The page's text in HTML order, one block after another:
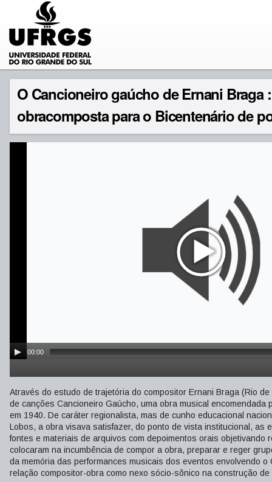
O Cancioneiro gaúcho de Ernani
obracomposta para o Bicentenário de
00:00
Através do estudo de trajetória do compositor Ernani Braga (Rio
de canções Cancioneiro Gaúcho, uma obra musical
em 1940. De caráter regionalista, mas de cunho educacional
Lobos, a obra visava satisfazer, do ponto de vista institucional,
fontes e materiais de arquivos com depoimentos orais
colocaram na incumbência de compor a obra, preparar e reger
da memória das performances musicais dos eventos envolvendo
relação compositor-obra como nexo sócio-sônico na construção